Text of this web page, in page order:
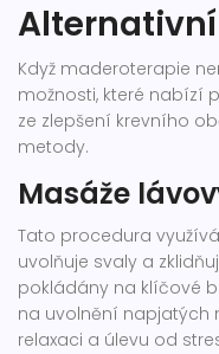
Když maderoterapie
možnosti, které nabízí
ze zlepšení krevního
metody.
Masáže
Tato procedura
uvolňuje svaly a
pokládány na klíčové
na uvolnění napjatých
relaxaci a úlevu od